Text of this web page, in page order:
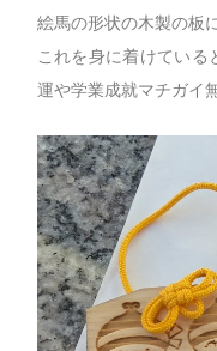
絵馬の形状の木製の板
これを身に着けている
運や学業成就マチガイ